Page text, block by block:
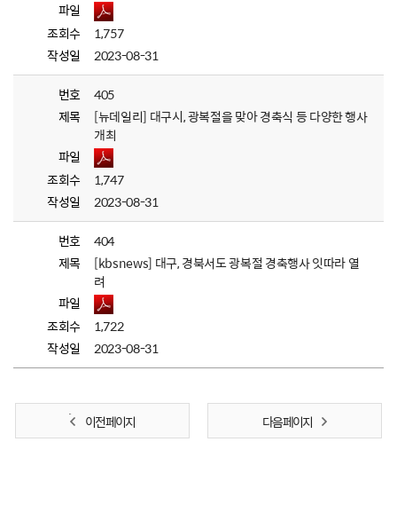
파일
조회수
1,757
작성일
2023-08-31
번호
405
제목
[뉴데일리] 대구시, 광복절을 맞아 경축식 등 다양한 행사
개최
파일
조회수
1,747
작성일
2023-08-31
번호
404
제목
[kbsnews] 대구, 경북서도 광복절 경축행사 잇따라 열
려
파일
조회수
1,722
작성일
2023-08-31
이전 페이지 다음 페이지